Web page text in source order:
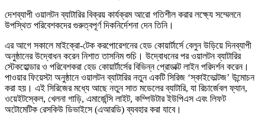
দেশব্যাপী ওয়ালটন ব্যাটারির বিক্রয় কার্যক্রম আরো গতিশীল করার লক্ষ্যে সম্মেলনে
উপস্থিত পরিবেশকদের গুরুত্বপূর্ণ দিকনির্দেশনা দেন তিনি।
এর আগে সকালে মাইক্রো-টেক করপোরেশনের হেড কোয়ার্টার্সে বেলুন উড়িয়ে দিনব্যাপী
অনুষ্ঠানের উদ্বোধন করেন নিশাত তাসনিম শুচি। উদ্বোধনের পর ওয়ালটন ব্যাটারির
স্টেকহোল্ডার ও পরিবেশকরা হেড কোয়ার্টার্সের বিভিন্ন প্রোডাক্ট লাইন পরিদর্শন করেন।
পাওয়ার ফিয়েস্টা অনুষ্ঠানে ওয়ালটন ব্যাটারির নতুন একটি সিরিজ ‘স্কাইভোল্টজ’ উন্মোচন
করা হয়। এই সিরিজের মধ্যে আছে নতুন সাত মডেলের ব্যাটারি, যা রিচার্জেবল ফ্যান,
ওয়েইটস্কেল, খেলনা গাড়ি, এমার্জেন্সি লাইট, কম্পিউটার ইউপিএস এবং লিফট
অটোমেটিক রেসকিউ ডিভাইসে (এআরডি) ব্যবহার করা যাবে।